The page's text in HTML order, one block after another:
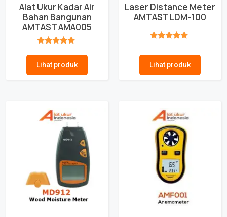
Alat Ukur Kadar Air
Bahan Bangunan
AMTAST AMA005
Lihat produk
Laser Distance Meter
AMTAST LDM-100
Lihat produk